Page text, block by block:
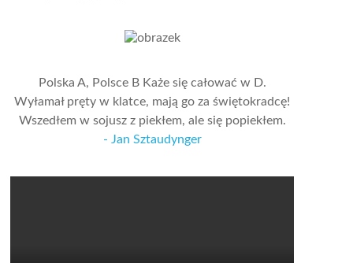
Polska A, Polsce B Każe się całować w D.
Wyłamał pręty w klatce, mają go za świętokradcę!
Wszedłem w sojusz z piekłem, ale się popiekłem.
- Jan Sztaudynger